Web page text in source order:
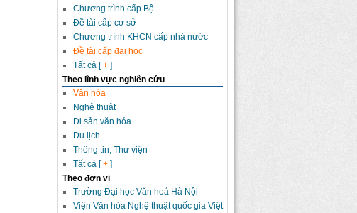
Chương trình cấp Bộ
Đề tài cấp cơ sở
Chương trình KHCN cấp nhà nước
Đề tài cấp đại học
Tất cả [+ ]
Theo lĩnh vực nghiên cứu
Văn hóa
Nghệ thuật
Di sản văn hóa
Du lịch
Thông tin, Thư viện
Tất cả [+ ]
Theo đơn vị
Trường Đại học Văn hoá Hà Nội
Viện Văn hóa Nghệ thuật quốc gia Việt